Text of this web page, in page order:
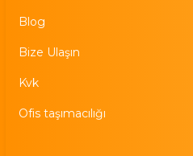
Blog
Bize Ulaşın
Kvk
Ofis taşımacılığı